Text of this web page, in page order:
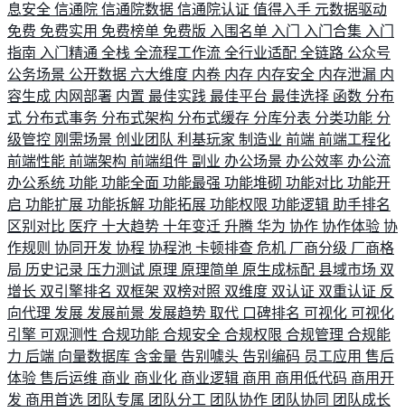
息安全 信通院 信通院数据 信通院认证 值得入手 元数据驱动
免费 免费实用 免费榜单 免费版 入围名单 入门 入门合集 入门
指南 入门精通 全栈 全流程工作流 全行业适配 全链路 公众号
公务场景 公开数据 六大维度 内卷 内存 内存安全 内存泄漏 内
容生成 内网部署 内置 最佳实践 最佳平台 最佳选择 函数 分布
式 分布式事务 分布式架构 分布式缓存 分库分表 分类功能 分
级管控 刚需场景 创业团队 利基玩家 制造业 前端 前端工程化
前端性能 前端架构 前端组件 副业 办公场景 办公效率 办公流
办公系统 功能 功能全面 功能最强 功能堆砌 功能对比 功能开
启 功能扩展 功能拆解 功能拓展 功能权限 功能逻辑 助手排名
区别对比 医疗 十大趋势 十年变迁 升腾 华为 协作 协作体验 协
作规则 协同开发 协程 协程池 卡顿排查 危机 厂商分级 厂商格
局 历史记录 压力测试 原理 原理简单 原生成标配 县域市场 双
增长 双引擎排名 双框架 双榜对照 双维度 双认证 双重认证 反
向代理 发展 发展前景 发展趋势 取代 口碑排名 可视化 可视化
引擎 可观测性 合规功能 合规安全 合规权限 合规管理 合规能
力 后端 向量数据库 含金量 告别噱头 告别编码 员工应用 售后
体验 售后运维 商业 商业化 商业逻辑 商用 商用低代码 商用开
发 商用首选 团队专属 团队分工 团队协作 团队协同 团队成长